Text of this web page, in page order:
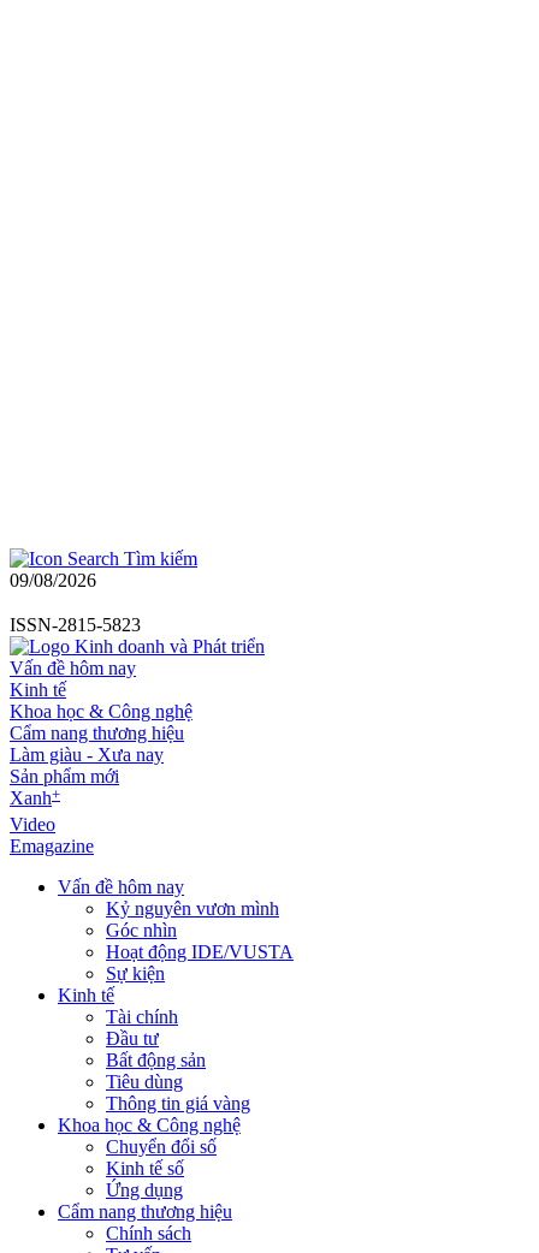
Tìm kiếm
09/08/2026
ISSN-2815-5823
Vấn đề hôm nay
Kinh tế
Khoa học & Công nghệ
Cẩm nang thương hiệu
Làm giàu - Xưa nay
Sản phẩm mới
Xanh+
Video
Emagazine
Vấn đề hôm nay
Kỷ nguyên vươn mình
Góc nhìn
Hoạt động IDE/VUSTA
Sự kiện
Kinh tế
Tài chính
Đầu tư
Bất động sản
Tiêu dùng
Thông tin giá vàng
Khoa học & Công nghệ
Chuyển đổi số
Kinh tế số
Ứng dụng
Cẩm nang thương hiệu
Chính sách